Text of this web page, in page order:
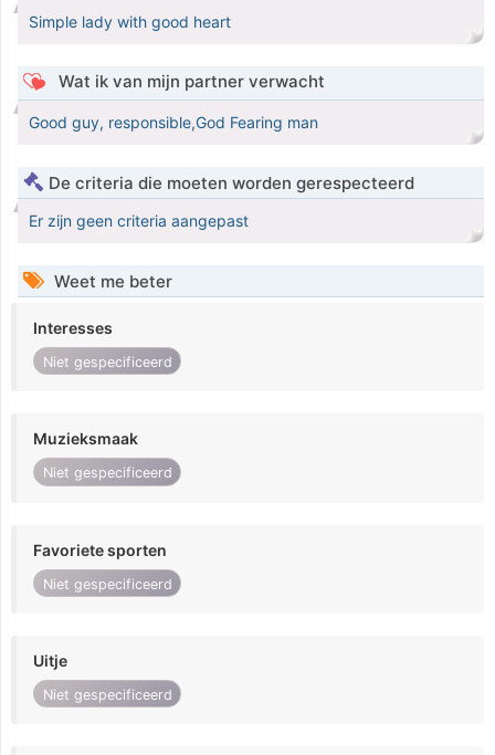
Simple lady with good heart
Wat ik van mijn partner verwacht
Good guy, responsible,God Fearing man
De criteria die moeten worden gerespecteerd
Er zijn geen criteria aangepast
Weet me beter
Interesses
Niet gespecificeerd
Muzieksmaak
Niet gespecificeerd
Favoriete sporten
Niet gespecificeerd
Uitje
Niet gespecificeerd